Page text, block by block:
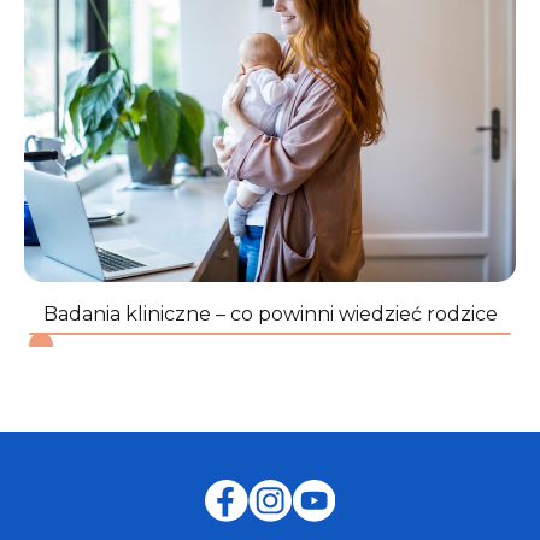
Badania kliniczne – co powinni wiedzieć rodzice